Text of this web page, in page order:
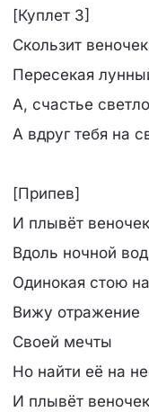
[Куплет 3]
Скользит
Пересекая
А, счастье
А вдруг тебя на
[Припев]
И плывёт веночек
Вдоль ночной
Одинокая стою
Вижу отражение
Своей мечты
Но найти её на
И плывёт веночек